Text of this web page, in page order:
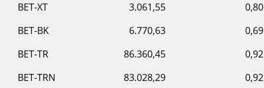
BET-XT 3.061,55
BET-BK
6.770,63
BET-TR
86.360,45
BET-TRN
83.028,29